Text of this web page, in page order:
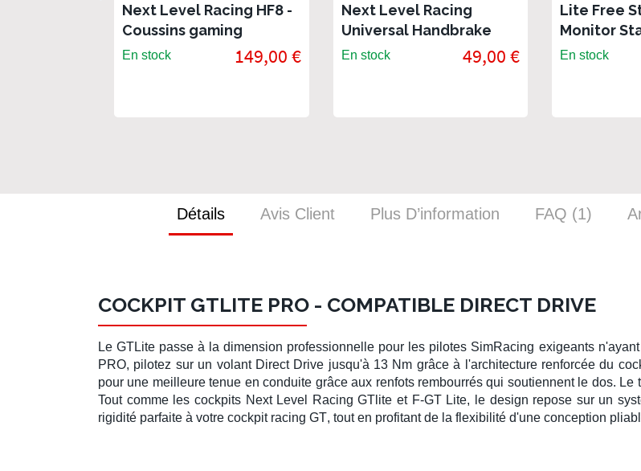
Next Level Racing HF8 -
Coussins gaming
haptiques pour fauteuil
En stock 149,00 €
Next Level Racing
Universal Handbrake
Plate
En stock 49,00 €
Lite Free
Monitor
écran
En stock
Détails
COCKPIT GTLITE PRO - COMPATIBLE DIRECT DRIVE
LeGTLite passe à la dimension professionnelle pour les pilotes SimRacing exigeants
PRO, pilotez sur un volant Direct Drive jusqu'à 13 Nm grâce à l'architecture renforcée du
pour une meilleure tenue enconduite grâce aux renfots rembourrés qui soutiennent le dos.
Tout comme les cockpits Next Level Racing GTlite et F-GT Lite, le design repose sur un
rigidité parfaite à votre cockpit racing GT, tout en profitant de la flexibilité d'une conception
Avis Client Plus D’information FAQ (1)